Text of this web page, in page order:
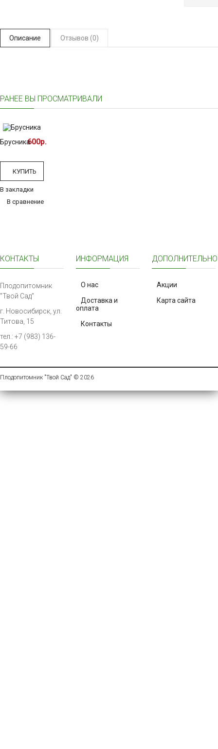
Описание Отзывов (0)
РАНЕЕ ВЫ ПРОСМАТРИВАЛИ
Брусника600р.
КУПИТЬ
В закладки
В сравнение
КОНТАКТЫ
Плодопитомник
"Твой Сад"
г. Новосибирск, ул.
Титова, 15
тел.: +7 (983) 136-
59-66
ИНФОРМАЦИЯ
О нас
Доставка и
оплата
Контакты
ДОПОЛНИТЕЛЬНО
Акции
Карта сайта
Плодопитомник "Твой Сад" © 2026